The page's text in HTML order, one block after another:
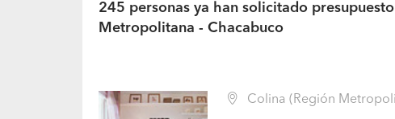
245 personas ya han solicitado
Metropolitana - Chacabuco
Colina (Región